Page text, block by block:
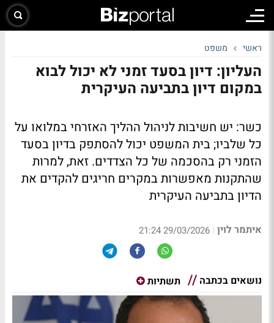
ראשי משפט
העליון: דיון בסעד זמני לא יכול לבוא
במקום דיון בתביעה העיקרית
כשר: יש חשיבות לניהול ההליך האזרחי במלואו על
כל שלביו; בית המשפט יכול להסתפק בדיון בסעד
הזמני רק בהסכמה של כל הצדדים. זאת, למרות
שהתקנות מאפשרות במקרים חריגים להקדים את
הדיון בתביעה העיקרית
איתמר לוין |
29/03/2026 21:24
נושאים בכתבה תשתיות